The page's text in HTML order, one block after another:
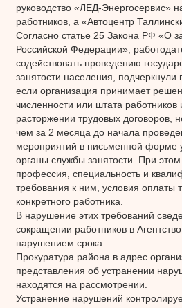
руководство «ЛЕД-Энергосервис»
работников, а «Автоцентр
Согласно статье 25 Закона РФ «О
Российской Федерации»,
содействовать проведению
занятости населения, подчеркнули
если организация принимает
численности или штата
расторжении трудовых договоров,
чем за 2 месяца до начала
мероприятий в письменной форме
органы службы занятости. При этом
профессия, специальность и
требования к ним, условия оплаты
конкретного работника.
В нарушение этих требований
сокращении работников в
нарушением срока.
Прокуратура района в адрес
представления об устранении
находятся на рассмотрении.
Устранение нарушений